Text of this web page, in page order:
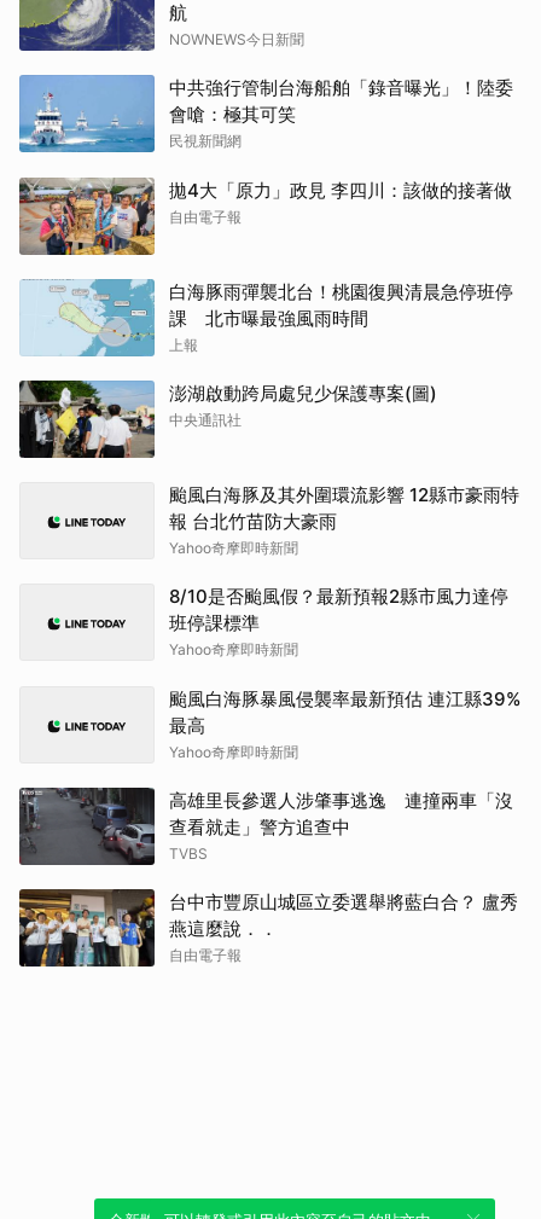
航
NOWNEWS今日新聞
中共強行管制台海船舶「錄音曝光」！陸委
會嗆：極其可笑
民視新聞網
拋4大「原力」政見 李四川：該做的接著做
自由電子報
白海豚雨彈襲北台！桃園復興清晨急停班停
課 北市曝最強風雨時間
上報
澎湖啟動跨局處兒少保護專案(圖)
中央通訊社
颱風白海豚及其外圍環流影響 12縣市豪雨特
報 台北竹苗防大豪雨
Yahoo奇摩即時新聞
8/10是否颱風假？最新預報2縣市風力達停
班停課標準
Yahoo奇摩即時新聞
颱風白海豚暴風侵襲率最新預估 連江縣39%
最高
Yahoo奇摩即時新聞
高雄里長參選人涉肇事逃逸 連撞兩車「沒
查看就走」警方追查中
TVBS
台中市豐原山城區立委選舉將藍白合？ 盧秀
燕這麼說．．
自由電子報